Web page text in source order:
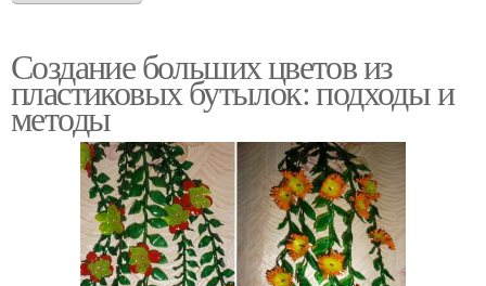
Создание больших цветов из
пластиковых бутылок: подходы и
методы